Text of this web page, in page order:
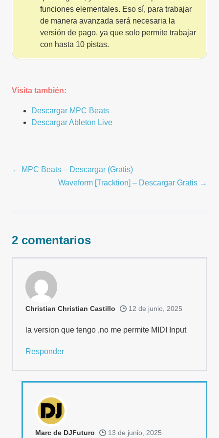
funciones elementales. Eso sí, para trabajar
de manera avanzada será necesaria la
versión de pago, ya que solo permite trabajar
con hasta 10 pistas.
Visita también:
Descargar MPC Beats
Descargar Ableton Live
Navegación
← MPC Beats – Descargar (Gratis)
Waveform [Tracktion] – Descargar Gratis →
2 comentarios
Christian Christian Castillo 12 de junio, 2025
la version que tengo ,no me permite MIDI Input
Responder
Marc de DJFuturo 13 de junio, 2025